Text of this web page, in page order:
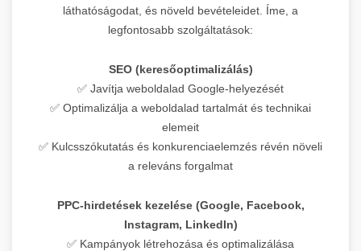
láthatóságodat, és növeld bevételeidet. Íme, a
legfontosabb szolgáltatások:
SEO (keresőoptimalizálás)
✅ Javítja weboldalad Google-helyezését
✅ Optimalizálja a weboldalad tartalmát és technikai
elemeit
✅ Kulcsszókutatás és konkurenciaelemzés révén növeli
a releváns forgalmat
PPC-hirdetések kezelése (Google, Facebook,
Instagram, LinkedIn)
✅ Kampányok létrehozása és optimalizálása